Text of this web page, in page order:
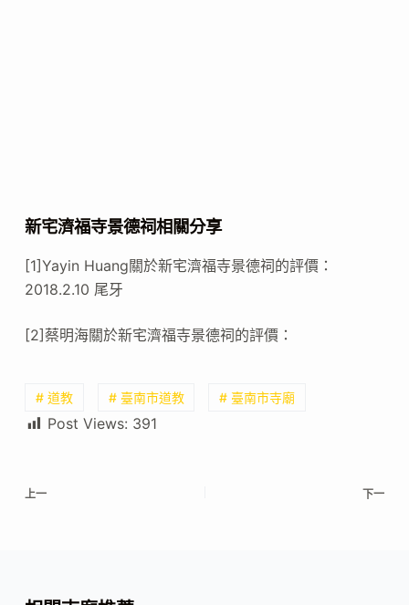
新宅濟福寺景德祠相關分享
[1]Yayin Huang關於新宅濟福寺景德祠的評價：
2018.2.10 尾牙
[2]蔡明海關於新宅濟福寺景德祠的評價：
# 道教 # 臺南市道教 # 臺南市寺廟
Post Views: 391
上一 下一